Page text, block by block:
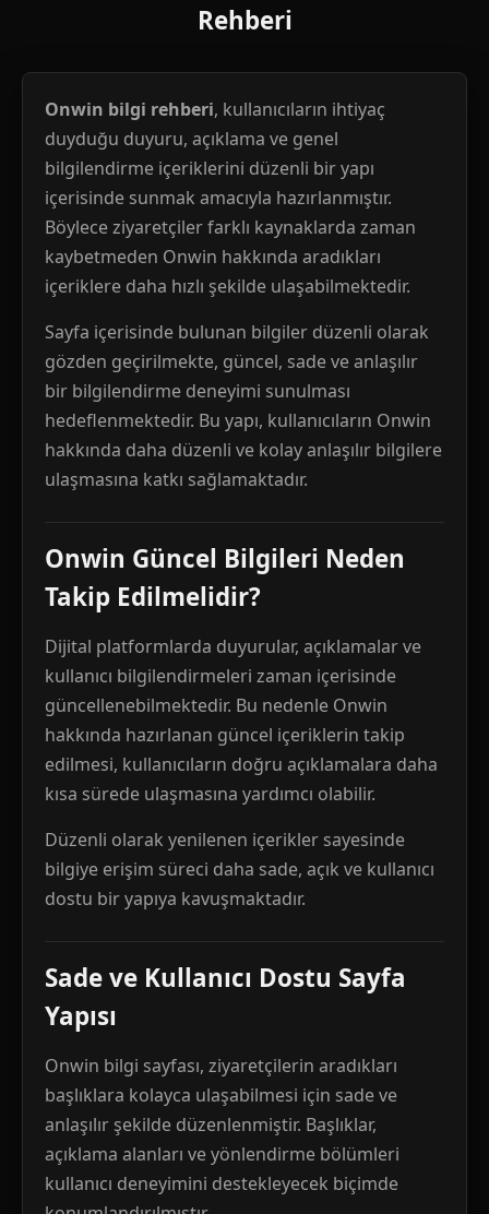
Rehberi
Onwin bilgi rehberi, kullanıcıların ihtiyaç
duyduğu duyuru, açıklama ve genel
bilgilendirme içeriklerini düzenli bir yapı
içerisinde sunmak amacıyla hazırlanmıştır.
Böylece ziyaretçiler farklı kaynaklarda zaman
kaybetmeden Onwin hakkında aradıkları
içeriklere daha hızlı şekilde ulaşabilmektedir.
Sayfa içerisinde bulunan bilgiler düzenli olarak
gözden geçirilmekte, güncel, sade ve anlaşılır
bir bilgilendirme deneyimi sunulması
hedeflenmektedir. Bu yapı, kullanıcıların Onwin
hakkında daha düzenli ve kolay anlaşılır bilgilere
ulaşmasına katkı sağlamaktadır.
Onwin Güncel Bilgileri Neden
Takip Edilmelidir?
Dijital platformlarda duyurular, açıklamalar ve
kullanıcı bilgilendirmeleri zaman içerisinde
güncellenebilmektedir. Bu nedenle Onwin
hakkında hazırlanan güncel içeriklerin takip
edilmesi, kullanıcıların doğru açıklamalara daha
kısa sürede ulaşmasına yardımcı olabilir.
Düzenli olarak yenilenen içerikler sayesinde
bilgiye erişim süreci daha sade, açık ve kullanıcı
dostu bir yapıya kavuşmaktadır.
Sade ve Kullanıcı Dostu Sayfa
Yapısı
Onwin bilgi sayfası, ziyaretçilerin aradıkları
başlıklara kolayca ulaşabilmesi için sade ve
anlaşılır şekilde düzenlenmiştir. Başlıklar,
açıklama alanları ve yönlendirme bölümleri
kullanıcı deneyimini destekleyecek biçimde